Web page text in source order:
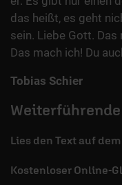
das heißt, es geht
sein. Liebe Gott. Das
Das mach ich! Du
Tobias Schier
Lies den Text auf
Kostenloser Online-